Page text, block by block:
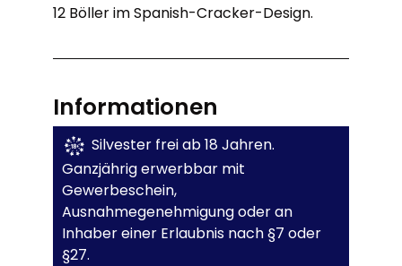
12 Böller im Spanish-Cracker-Design.
Informationen
Silvester frei ab 18 Jahren.
Ganzjährig erwerbbar mit
Gewerbeschein,
Ausnahmegenehmigung oder an
Inhaber einer Erlaubnis nach §7 oder
§27.